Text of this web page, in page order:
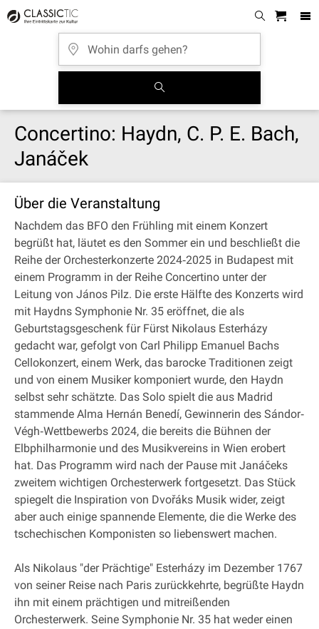
Concertino: Haydn, C. P. E. Bach,
Janáček
Über die Veranstaltung
Nachdem das BFO den Frühling mit einem Konzert
begrüßt hat, läutet es den Sommer ein und beschließt die
Reihe der Orchesterkonzerte 2024‐2025 in Budapest mit
einem Programm in der Reihe Concertino unter der
Leitung von János Pilz. Die erste Hälfte des Konzerts wird
mit Haydns Symphonie Nr. 35 eröffnet, die als
Geburtstagsgeschenk für Fürst Nikolaus Esterházy
gedacht war, gefolgt von Carl Philipp Emanuel Bachs
Cellokonzert, einem Werk, das barocke Traditionen zeigt
und von einem Musiker komponiert wurde, den Haydn
selbst sehr schätzte. Das Solo spielt die aus Madrid
stammende Alma Hernán Benedí, Gewinnerin des Sándor‐
Végh‐Wettbewerbs 2024, die bereits die Bühnen der
Elbphilharmonie und des Musikvereins in Wien erobert
hat. Das Programm wird nach der Pause mit Janáčeks
zweitem wichtigen Orchesterwerk fortgesetzt. Das Stück
spiegelt die Inspiration von Dvořáks Musik wider, zeigt
aber auch einige spannende Elemente, die die Werke des
tschechischen Komponisten so liebenswert machen.
Als Nikolaus "der Prächtige" Esterházy im Dezember 1767
von seiner Reise nach Paris zurückkehrte, begrüßte Haydn
ihn mit einem prächtigen und mitreißenden
Orchesterwerk. Seine Symphonie Nr. 35 hat weder einen